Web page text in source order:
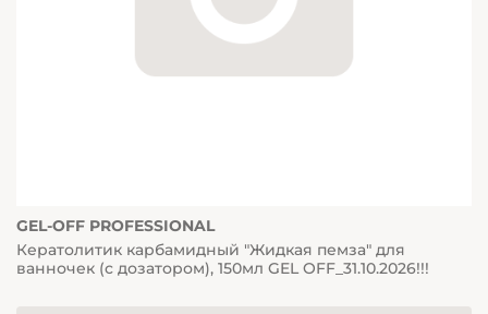
GEL-OFF PROFESSIONAL
Кератолитик карбамидный "Жидкая пемза" для
ванночек (с дозатором), 150мл GEL OFF_31.10.2026!!!